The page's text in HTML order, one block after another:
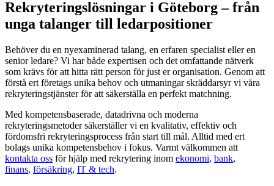
Rekryteringslösningar i Göteborg – från
unga talanger till ledarpositioner
Behöver du en nyexaminerad talang, en erfaren specialist eller en
senior ledare? Vi har både expertisen och det omfattande nätverk
som krävs för att hitta rätt person för just er organisation. Genom att
förstå ert företags unika behov och utmaningar skräddarsyr vi våra
rekryteringstjänster för att säkerställa en perfekt matchning.
Med kompetensbaserade, datadrivna och moderna
rekryteringsmetoder säkerställer vi en kvalitativ, effektiv och
fördomsfri rekryteringsprocess från start till mål. Alltid med ert
bolags unika kompetensbehov i fokus. Varmt välkommen att
kontakta oss för hjälp med rekrytering inom ekonomi, bank,
finans, försäkring, IT & tech.